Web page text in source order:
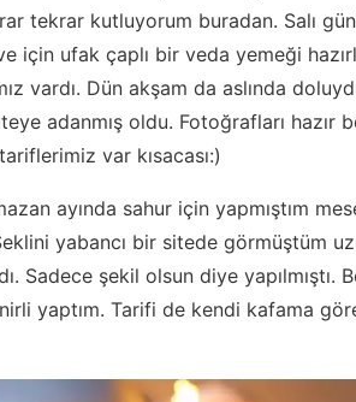
tekrar kutluyorum buradan. Salı
için ufak çaplı bir veda yemeği
vardı. Dün akşam da aslında
adanmış oldu. Fotoğrafları
var kısacası:)
ayında sahur için yapmıştım
yabancı bir sitede görmüştüm
Sadece şekil olsun diye
yaptım. Tarifi de kendi kafama